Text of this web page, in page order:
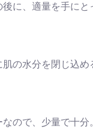
に、適量を手にと
の水分を閉じ込め
ので、少量で十分